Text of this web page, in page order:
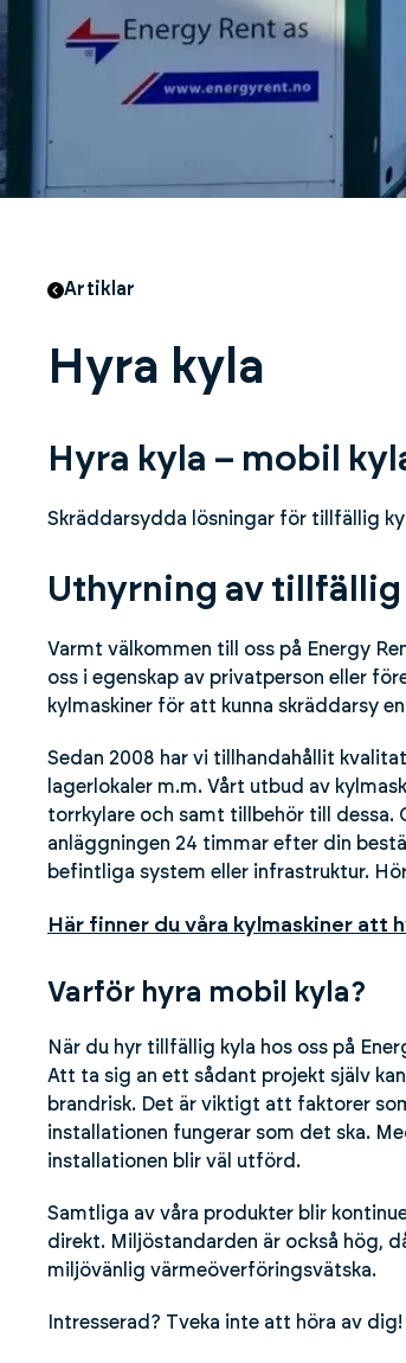
Artiklar
Hyra kyla
Hyra kyla – mobil
Skräddarsydda lösningar för tillfällig
Uthyrning av tillfällig
Varmt välkommen till oss på Energy
oss i egenskap av privatperson eller
kylmaskiner för att kunna skräddarsy
Sedan 2008 har vi tillhandahållit
lagerlokaler m.m. Vårt utbud av
torrkylare och samt tillbehör till dessa.
anläggningen 24 timmar efter din
befintliga system eller infrastruktur.
Här finner du våra kylmaskiner att
Varför hyra mobil kyla?
När du hyr tillfällig kyla hos oss på
Att ta sig an ett sådant projekt själv
brandrisk. Det är viktigt att faktorer
installationen fungerar som det ska.
installationen blir väl utförd.
Samtliga av våra produkter blir
direkt. Miljöstandarden är också hög,
miljövänlig värmeöverföringsvätska.
Intresserad? Tveka inte att höra av dig!